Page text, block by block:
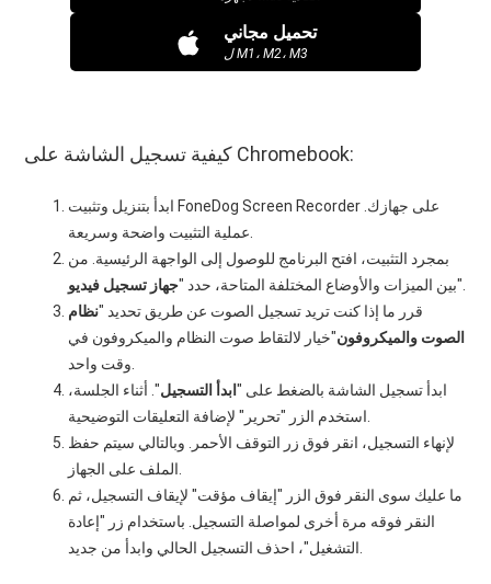
تحميل مجاني
ل M1، M2، M3
كيفية تسجيل الشاشة على Chromebook:
ابدأ بتنزيل وتثبيت FoneDog Screen Recorder على جهازك.
بمجرد التثبيت، افتح البرنامج للوصول إلى الواجهة الرئيسية. من
بين الميزات والأوضاع المختلفة المتاحة، حدد "جهاز تسجيل فيديو
".
قرر ما إذا كنت تريد تسجيل الصوت عن طريق تحديد "نظام
الصوت والميكروفون"خيار لالتقاط صوت النظام والميكروفون في
ابدأ تسجيل الشاشة بالضغط على "ابدأ التسجيل". أثناء الجلسة،
لإنهاء التسجيل، انقر فوق زر التوقف الأحمر. وبالتالي سيتم حفظ
ما عليك سوى النقر فوق الزر "إيقاف مؤقت" لإيقاف التسجيل، ثم
النقر فوقه مرة أخرى لمواصلة التسجيل. باستخدام زر "إعادة